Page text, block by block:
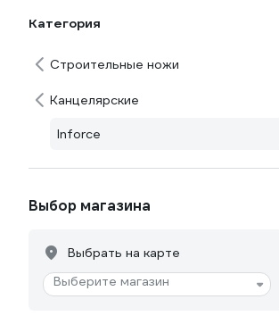
Категория
Строительные ножи
Канцелярские
Inforce
Выбор магазина
Выбрать на карте
Выберите магазин